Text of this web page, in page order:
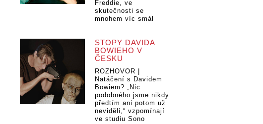
Freddie, ve
skutečnosti se
mnohem víc smál
STOPY DAVIDA
BOWIEHO V
ČESKU
ROZHOVOR |
Natáčení s Davidem
Bowiem? „Nic
podobného jsme nikdy
předtím ani potom už
neviděli,“ vzpomínají
ve studiu Sono